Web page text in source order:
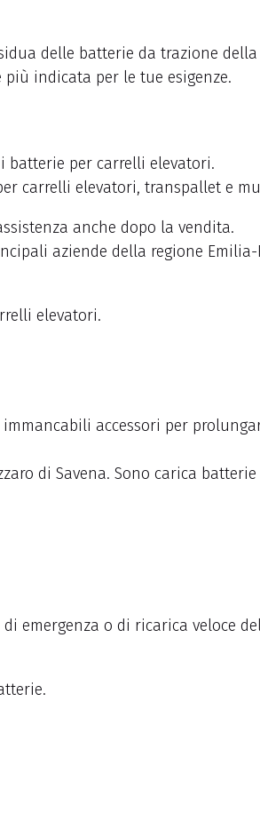
delle batterie da trazione
indicata per le tue esigenze.
batterie per carrelli elevatori.
carrelli elevatori, transpallet e
anche dopo la vendita.
aziende della regione Emilia-
elevatori.
accessori per
di Savena. Sono carica
emergenza o di ricarica veloce